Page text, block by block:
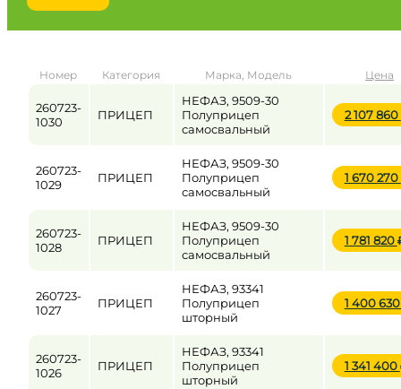
от до
Пробег / Наработка
от до
Номер Категория Марка, Модель Цена
260723-
1030
ПРИЦЕП
НЕФАЗ, 9509-30
Полуприцеп
самосвальный
2 107 860
260723-
1029
ПРИЦЕП
НЕФАЗ, 9509-30
Полуприцеп
самосвальный
1 670 270
260723-
1028
ПРИЦЕП
НЕФАЗ, 9509-30
Полуприцеп
самосвальный
1 781 820
260723-
1027
ПРИЦЕП
НЕФАЗ, 93341
Полуприцеп
шторный
1 400
260723-
1026
ПРИЦЕП
НЕФАЗ, 93341
Полуприцеп
шторный
1 341 400